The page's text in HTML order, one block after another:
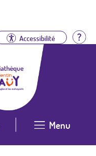
Accessibilité
Menu